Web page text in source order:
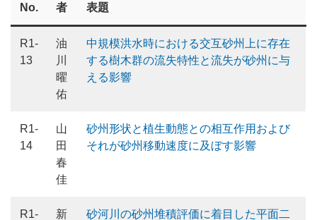
No.
者
表題
R1-
13
油
川
曜
佑
中規模洪水時における交互砂州上に存在
する樹木群の流失特性と流失が砂州に与
える影響
R1-
14
山
田
春
佳
砂州形状と植生動態との相互作用および
それが砂州移動速度に及ぼす影響
R1-
新
砂河川の砂州堆積評価に着目した平面二